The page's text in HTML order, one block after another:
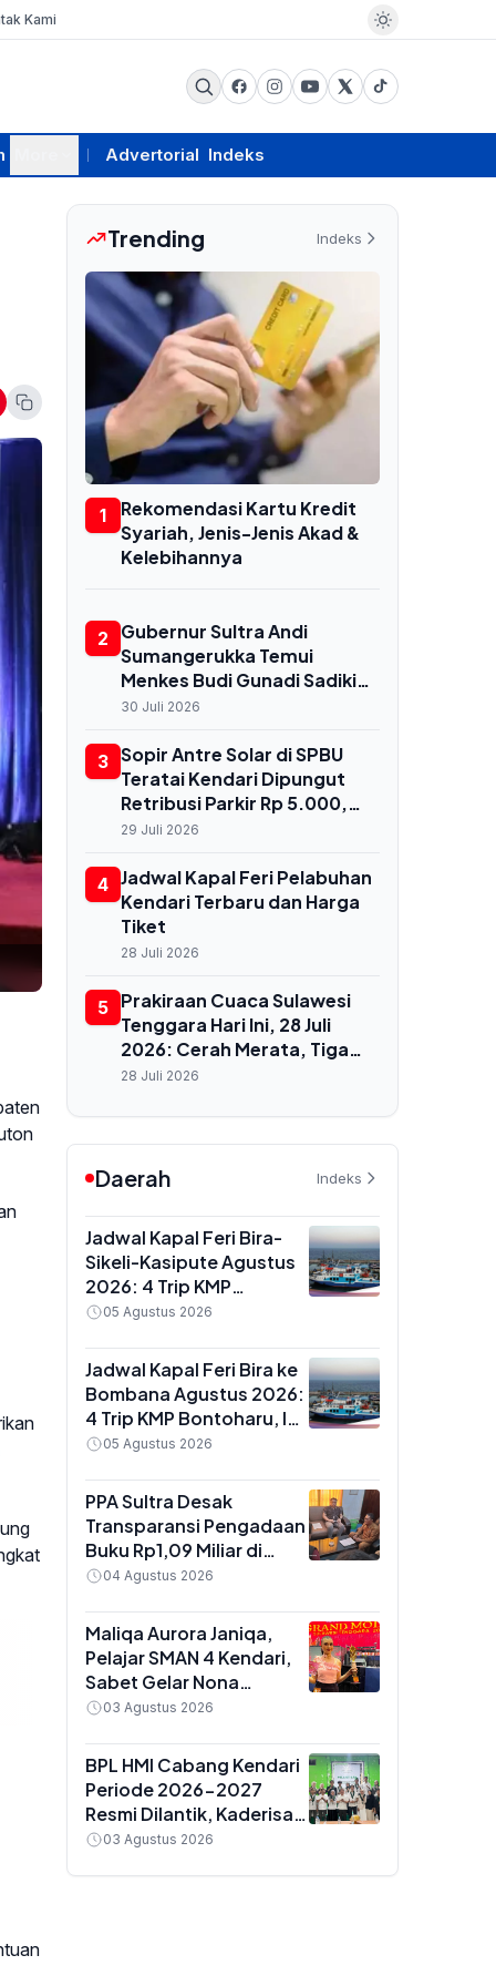
Kami
Advertorial Indeks
Trending Indeks
1
Rekomendasi Kartu Kredit
Syariah, Jenis-Jenis Akad &
Kelebihannya
2
Gubernur Sultra Andi
Sumangerukka Temui
Menkes Budi Gunadi Sadikin
di Jakarta, Bahas
untuk Buton dan Baubau
30 Juli 2026
3 Sopir Antre Solar di SPBU
Teratai Kendari Dipungut
Retribusi Parkir Rp 5.000,
Dishub Terbitkan
29 Juli 2026
4 Jadwal Kapal Feri Pelabuhan
Kendari Terbaru dan Harga
Tiket
28 Juli 2026
5 Prakiraan Cuaca Sulawesi
Tenggara Hari Ini, 28 Juli
2026: Cerah Merata, Tiga
Wilayah Bebas Hujan, Suhu
28 Juli 2026
Daerah Indeks
Jadwal Kapal Feri Bira-
Sikeli-Kasipute Agustus
2026: 4 Trip KMP
Bontoharu dan Rincian
hingga Kendaraan
Golongan IX
05 Agustus 2026
Jadwal Kapal Feri Bira ke
Bombana Agustus 2026:
4 Trip KMP Bontoharu, Ini
Rincian Harga Tiket
Golongan IX
05 Agustus 2026
PPA Sultra Desak
Transparansi Pengadaan
Buku Rp1,09 Miliar di
Konawe, Plt Kadis Dikbud
Paket Anggaran
04 Agustus 2026
Maliqa Aurora Janiqa,
Pelajar SMAN 4 Kendari,
Sabet Gelar Nona
Indonesia Sultra 2026
Yogyakarta
03 Agustus 2026
BPL HMI Cabang Kendari
Periode 2026-2027
Resmi Dilantik, Kaderisasi
Jadi Prioritas Utama
03 Agustus 2026